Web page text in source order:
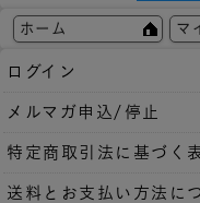
ホーム マ
ログイン
メルマガ申込/停止
特定商取引法に基づく
送料とお支払い方法に